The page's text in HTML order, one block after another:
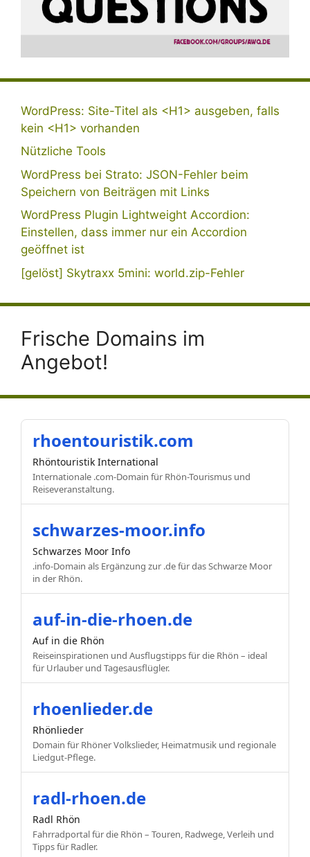
WordPress: Site-Titel als <H1> ausgeben, falls
kein <H1> vorhanden
Nützliche Tools
WordPress bei Strato: JSON-Fehler beim
Speichern von Beiträgen mit Links
WordPress Plugin Lightweight Accordion:
Einstellen, dass immer nur ein Accordion
geöffnet ist
[gelöst] Skytraxx 5mini: world.zip-Fehler
Frische Domains im
Angebot!
rhoentouristik.com
Rhöntouristik International
Internationale .com-Domain für Rhön-Tourismus und
Reiseveranstaltung.
schwarzes-moor.info
Schwarzes Moor Info
.info-Domain als Ergänzung zur .de für das Schwarze Moor
in der Rhön.
auf-in-die-rhoen.de
Auf in die Rhön
Reiseinspirationen und Ausflugstipps für die Rhön – ideal
für Urlauber und Tagesausflügler.
rhoenlieder.de
Rhönlieder
Domain für Rhöner Volkslieder, Heimatmusik und regionale
Liedgut-Pflege.
radl-rhoen.de
Radl Rhön
Fahrradportal für die Rhön – Touren, Radwege, Verleih und
Tipps für Radler.